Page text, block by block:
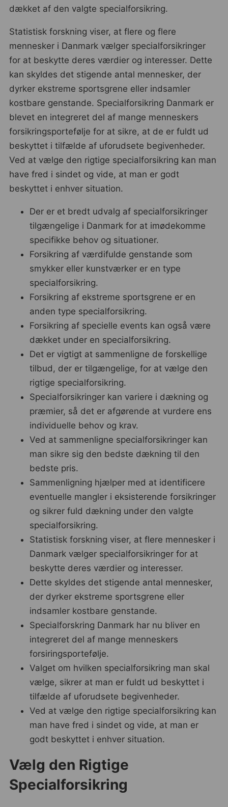
dækket af den valgte specialforsikring.
Statistisk forskning viser, at flere og flere
mennesker i Danmark vælger specialforsikringer
for at beskytte deres værdier og interesser. Dette
kan skyldes det stigende antal mennesker, der
dyrker ekstreme sportsgrene eller indsamler
kostbare genstande. Specialforsikring Danmark er
blevet en integreret del af mange menneskers
forsikringsportefølje for at sikre, at de er fuldt ud
beskyttet i tilfælde af uforudsete begivenheder.
Ved at vælge den rigtige specialforsikring kan man
have fred i sindet og vide, at man er godt
beskyttet i enhver situation.
Der er et bredt udvalg af specialforsikringer
tilgængelige i Danmark for at imødekomme
specifikke behov og situationer.
Forsikring af værdifulde genstande som
smykker eller kunstværker er en type
specialforsikring.
Forsikring af ekstreme sportsgrene er en
anden type specialforsikring.
Forsikring af specielle events kan også være
dækket under en specialforsikring.
Det er vigtigt at sammenligne de forskellige
tilbud, der er tilgængelige, for at vælge den
rigtige specialforsikring.
Specialforsikringer kan variere i dækning og
præmier, så det er afgørende at vurdere ens
individuelle behov og krav.
Ved at sammenligne specialforsikringer kan
man sikre sig den bedste dækning til den
bedste pris.
Sammenligning hjælper med at identificere
eventuelle mangler i eksisterende forsikringer
og sikrer fuld dækning under den valgte
specialforsikring.
Statistisk forskning viser, at flere mennesker i
Danmark vælger specialforsikringer for at
beskytte deres værdier og interesser.
Dette skyldes det stigende antal mennesker,
der dyrker ekstreme sportsgrene eller
indsamler kostbare genstande.
Specialforskring Danmark har nu bliver en
integreret del af mange menneskers
forsiringsportefølje.
Valget om hvilken specialforsikring man skal
vælge, sikrer at man er fuldt ud beskyttet i
tilfælde af uforudsete begivenheder.
Ved at vælge den rigtige specialforsikring kan
man have fred i sindet og vide, at man er
godt beskyttet i enhver situation.
Vælg den Rigtige
Specialforsikring